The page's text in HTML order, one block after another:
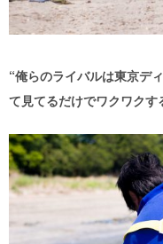
“俺らのライバルは東京デ
て見てるだけでワクワクす